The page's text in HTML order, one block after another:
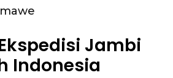
Jambi
Indonesia